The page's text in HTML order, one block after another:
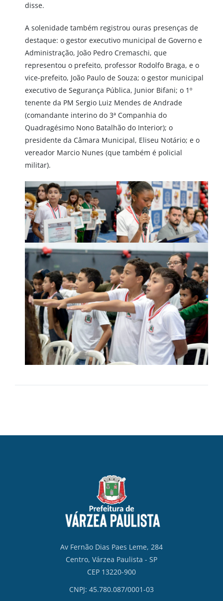
disse.
A solenidade também registrou ouras presenças de
destaque: o gestor executivo municipal de Governo e
Administração, João Pedro Cremaschi, que
representou o prefeito, professor Rodolfo Braga, e o
vice-prefeito, João Paulo de Souza; o gestor municipal
executivo de Segurança Pública, Junior Bifani; o 1º
tenente da PM Sergio Luiz Mendes de Andrade
(comandante interino do 3ª Companhia do
Quadragésimo Nono Batalhão do Interior); o
presidente da Câmara Municipal, Eliseu Notário; e o
vereador Marcio Nunes (que também é policial
militar).
Av Fernão Dias Paes Leme, 284
Centro, Várzea Paulista - SP
CEP 13220-900
CNPJ: 45.780.087/0001-03